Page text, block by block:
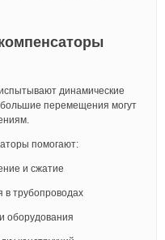
динамические
перемещения могут
помогают:
и сжатие
в трубопроводах
оборудования